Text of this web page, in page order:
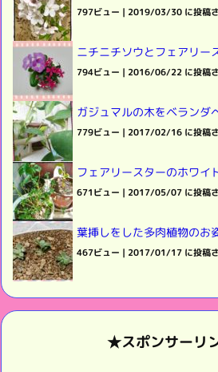
797ビュー | 2019/03/30 に投稿
ニチニチソウとフェアリー
794ビュー | 2016/06/22 に投稿
ガジュマルの木をベランダへ
779ビュー | 2017/02/16 に投稿
フェアリースターのホワイ
671ビュー | 2017/05/07 に投稿
葉挿しをした多肉植物のお姿
467ビュー | 2017/01/17 に投稿
★スポンサーリ